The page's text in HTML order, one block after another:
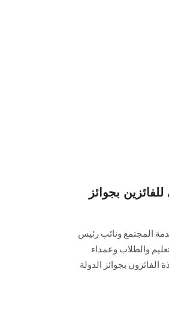
بجوائز
المجتمع ونائب رئيس
والطلاب وعمداء
الفائزون بجوائز الدولة